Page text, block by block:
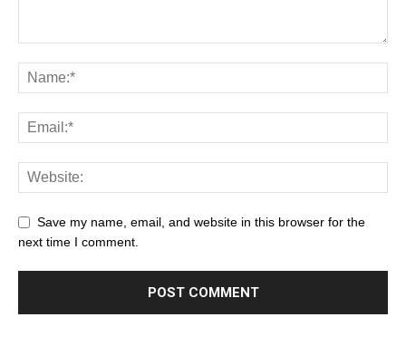
Save my name, email, and website in this browser for the
next time I comment.